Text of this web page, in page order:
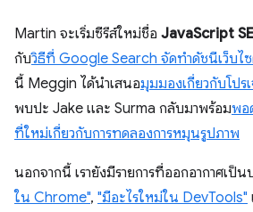
Martin จะเริ่มซีรีส์ใหม่ชื่อ JavaScript
กับวิธีที่ Google Search จัดทําดัชนีเว็บไ
นี้ Meggin ได้นำเสนอมุมมองเกี่ยวกับโปร
พบปะ Jake และ Surma กลับมาพร้อมพอ
ที่ใหม่เกี่ยวกับการทดลองการหมุนรูปภาพ
นอกจากนี้ เรายังมีรายการที่ออกอากาศเป็น
ใน Chrome", "มีอะไรใหม่ใน DevTools"